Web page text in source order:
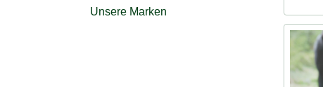
Unsere Marken